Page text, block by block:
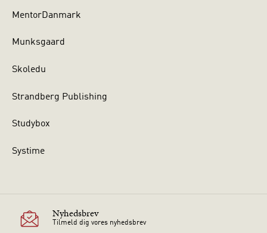
MentorDanmark
Munksgaard
Skoledu
Strandberg Publishing
Studybox
Systime
Nyhedsbrev
Tilmeld dig vores nyhedsbrev